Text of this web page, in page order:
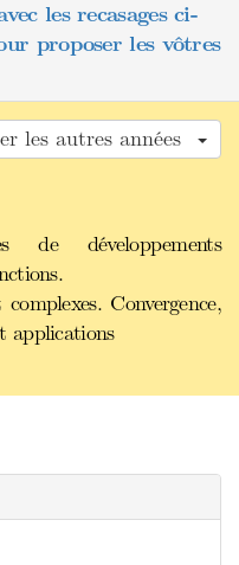
les recasages ci-
proposer les vôtres
les autres années
développements
Convergence,
applications